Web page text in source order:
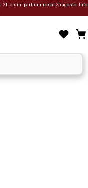
. Gli ordini partiranno dal 25 agosto. Info: